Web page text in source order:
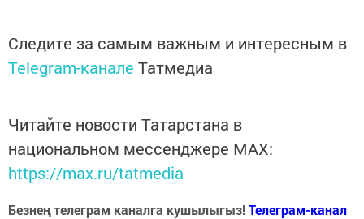
Следите за самым важным и интересным в
Telegram-канале Татмедиа
Читайте новости Татарстана в
национальном мессенджере MАХ:
https://max.ru/tatmedia
Безнең телеграм каналга кушылыгыз!Телеграм-канал